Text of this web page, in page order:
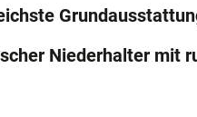
Niederhalter mit